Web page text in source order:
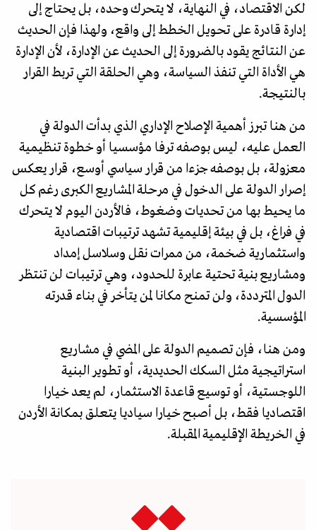
لكن الاقتصاد، في النهاية، لا يتحرك وحده، بل يحتاج إلى
إدارة قادرة على تحويل الخطط إلى واقع، ولهذا فإن الحديث
عن النتائج يقود بالضرورة إلى الحديث عن الإدارة، لأن الإدارة
هي الأداة التي تنفذ السياسة، وهي الحلقة التي تربط القرار
بالنتيجة.
من هنا تبرز أهمية الإصلاح الإداري الذي بدأت الدولة في
العمل عليه، ليس بوصفه ترفا مؤسسيا أو خطوة تنظيمية
معزولة، بل بوصفه جزءا من قرار سياسي أوسع، قرار يعكس
إصرار الدولة على الدخول في مرحلة المشاريع الكبرى رغم كل
ما يحيط بها من تحديات وضغوط، فالأردن اليوم لا يتحرك
في فراغ، بل في بيئة إقليمية تشهد ترتيبات اقتصادية
واستثمارية ضخمة، من ممرات نقل وسلاسل إمداد
ومشاريع بنية تحتية عابرة للحدود، وهي ترتيبات لن تنتظر
الدول المترددة، ولن تمنح مكانا لمن يتأخر في بناء قدرته
المؤسسية.
ومن هنا، فإن تصميم الدولة على المضي في مشاريع
استراتيجية مثل السكك الحديدية، أو تطوير البنية
اللوجستية، أو توسيع قاعدة الاستثمار، لم يعد خيارا
اقتصاديا فقط، بل أصبح خيارا سياديا يتعلق بمكانة الأردن
في الخريطة الإقليمية المقبلة.